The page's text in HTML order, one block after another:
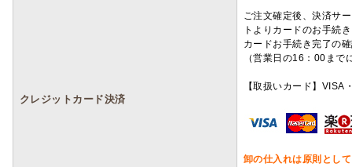
クレジットカード決済
ご注文確定後、決済サ
トよりカードのお手続
カードお手続き完了の
（営業日の16：00ま
【取扱いカード】
卸の仕入れは原則とし